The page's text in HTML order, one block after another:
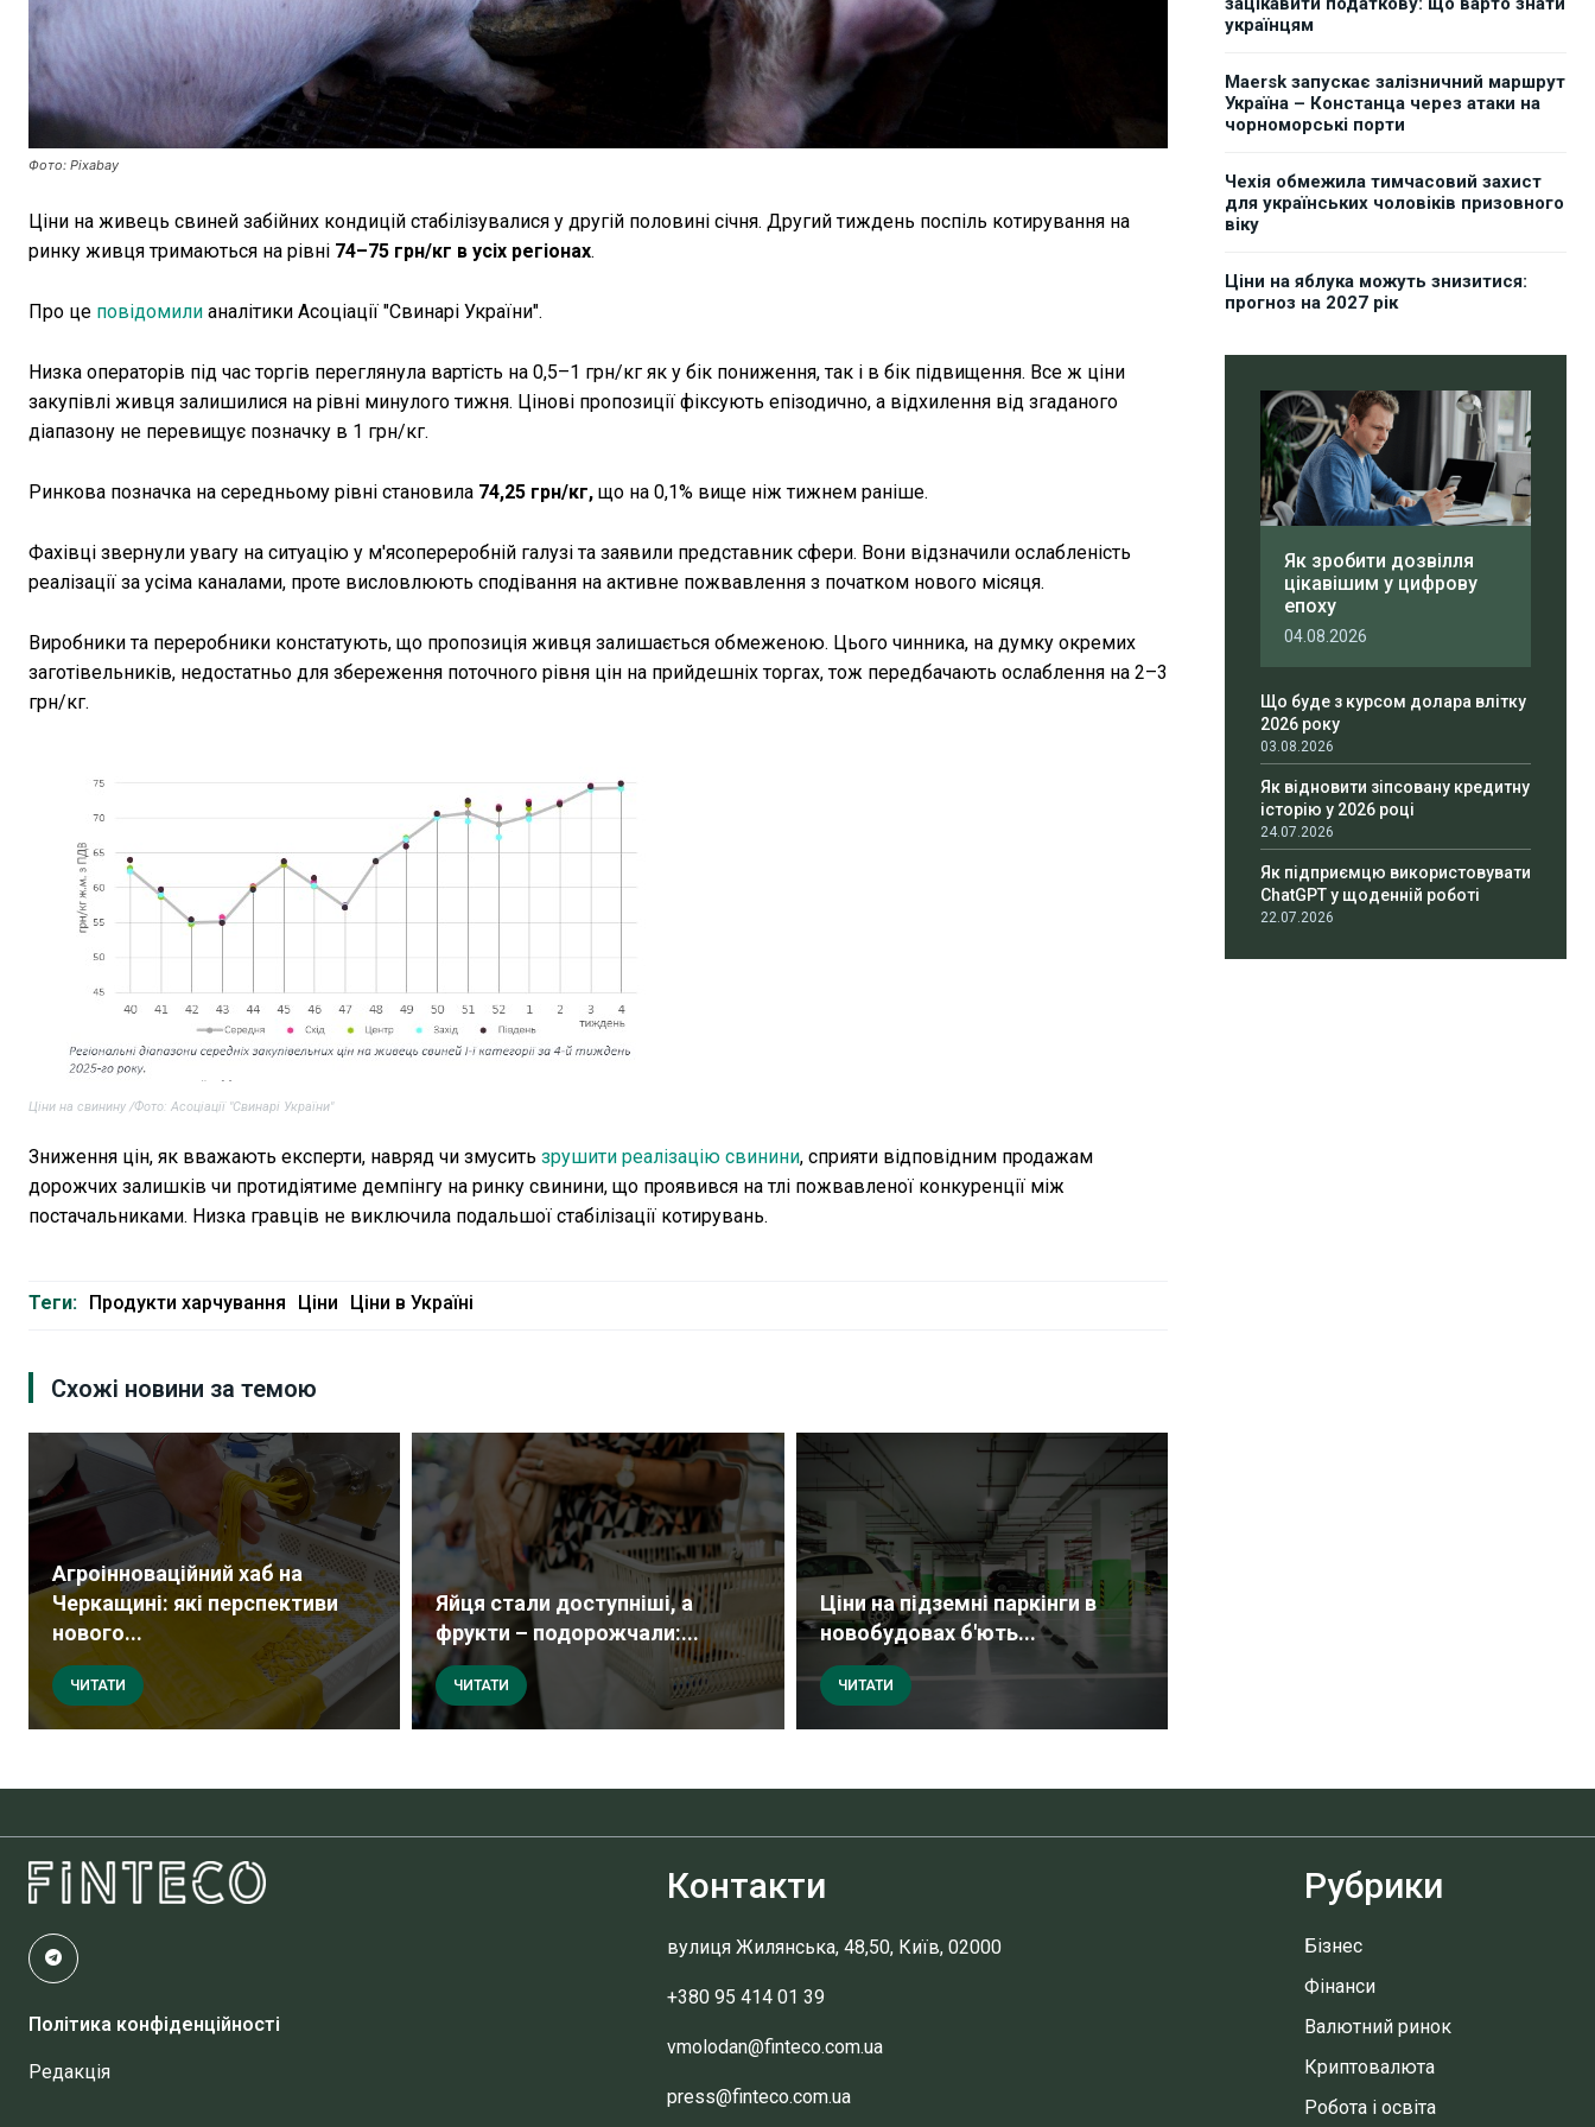
Фото: Pixabay
Ціни на живець свиней забійних кондицій стабілізувалися у другій половині січня. Другий тиждень поспіль котирування на
ринку живця тримаються на рівні 74–75 грн/кг в усіх регіонах.
Про це повідомили аналітики Асоціації "Свинарі України".
Низка операторів під час торгів переглянула вартість на 0,5–1 грн/кг як у бік пониження, так і в бік підвищення. Все ж ціни
закупівлі живця залишилися на рівні минулого тижня. Цінові пропозиції фіксують епізодично, а відхилення від згаданого
діапазону не перевищує позначку в 1 грн/кг.
Ринкова позначка на середньому рівні становила 74,25 грн/кг, що на 0,1% вище ніж тижнем раніше.
Фахівці звернули увагу на ситуацію у м'ясопереробній галузі та заявили представник сфери. Вони відзначили ослабленість
реалізації за усіма каналами, проте висловлюють сподівання на активне пожвавлення з початком нового місяця.
Виробники та переробники констатують, що пропозиція живця залишається обмеженою. Цього чинника, на думку окремих
заготівельників, недостатньо для збереження поточного рівня цін на прийдешніх торгах, тож передбачають ослаблення на 2–3
грн/кг.
Ціни на свинину /Фото: Асоціації "Свинарі України"
Зниження цін, як вважають експерти, навряд чи змусить зрушити реалізацію свинини, сприяти відповідним продажам
дорожчих залишків чи протидіятиме демпінгу на ринку свинини, що проявився на тлі пожвавленої конкуренції між
постачальниками. Низка гравців не виключила подальшої стабілізації котирувань.
Теги: Продукти харчування Ціни Ціни в Україні
Схожі новини за темою
Агроінноваційний хаб на
Черкащині: які перспективи
нового...
ЧИТАТИ
Яйця стали доступніші, а
фрукти – подорожчали:...
ЧИТАТИ
Ціни на підземні паркінги в
новобудовах б'ють...
ЧИТАТИ
українцям
Maersk запускає залізничний маршрут
Україна – Констанца через атаки на
чорноморські порти
Чехія обмежила тимчасовий захист
для українських чоловіків призовного
віку
Ціни на яблука можуть знизитися:
прогноз на 2027 рік
Як зробити дозвілля
цікавішим у цифрову
епоху
04.08.2026
Що буде з курсом долара влітку
2026 року
03.08.2026
Як відновити зіпсовану кредитну
історію у 2026 році
24.07.2026
Як підприємцю використовувати
ChatGPT у щоденній роботі
22.07.2026
Політика конфіденційності
Редакція
Контакти
вулиця Жилянська, 48,50, Київ, 02000
+380 95 414 01 39
vmolodan@finteco.com.ua
press@finteco.com.ua
Рубрики
Бізнес
Фінанси
Валютний ринок
Криптовалюта
Робота і освіта